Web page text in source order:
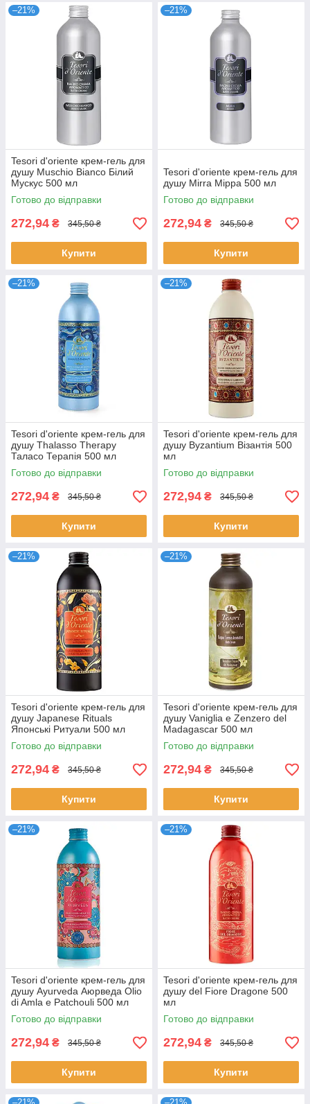
–21%
Tesori d'oriente крем-гель для
душу Muschio Bianco Білий
Мускус 500 мл
Готово до відправки
272,94 ₴ 345,50 ₴
Купити
–21%
Tesori d'oriente крем-гель для
душу Mirra Мірра 500 мл
Готово до відправки
272,94 ₴ 345,50 ₴
Купити
–21%
Tesori d'oriente крем-гель для
душу Thalasso Therapy
Таласо Терапія 500 мл
Готово до відправки
272,94 ₴ 345,50 ₴
Купити
–21%
Tesori d'oriente крем-гель для
душу Byzantium Візантія 500
мл
Готово до відправки
272,94 ₴ 345,50 ₴
Купити
–21%
Tesori d'oriente крем-гель для
душу Japanese Rituals
Японські Ритуали 500 мл
Готово до відправки
272,94 ₴ 345,50 ₴
Купити
–21%
Tesori d'oriente крем-гель для
душу Vaniglia e Zenzero del
Madagascar 500 мл
Готово до відправки
272,94 ₴ 345,50 ₴
Купити
–21%
Tesori d'oriente крем-гель для
душу Ayurveda Аюрведа Olio
di Amla e Patchouli 500 мл
Готово до відправки
272,94 ₴ 345,50 ₴
Купити
–21%
Tesori d'oriente крем-гель для
душу del Fiore Dragone 500
мл
Готово до відправки
272,94 ₴ 345,50 ₴
Купити